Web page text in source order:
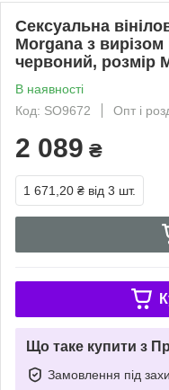
Сексуальна
Morgana з вирізом
червоний, розмір
В наявності
Код: SO9672
Опт і
2 089 ₴
1 671,20 ₴ від 3 шт.
Що таке купити з
Замовлення під